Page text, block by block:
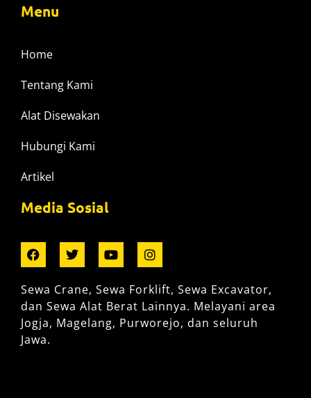
Menu
Home
Tentang Kami
Alat Disewakan
Hubungi Kami
Artikel
Media Sosial
Sewa Crane, Sewa Forklift, Sewa Excavator,
dan Sewa Alat Berat Lainnya. Melayani area
Jogja, Magelang, Purworejo, dan seluruh
Jawa.